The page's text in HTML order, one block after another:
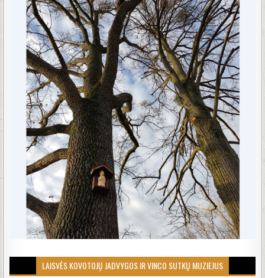
LAISVĖS KOVOTOJŲ JADVYGOS IR VINCO SUTKŲ MUZIEJUS